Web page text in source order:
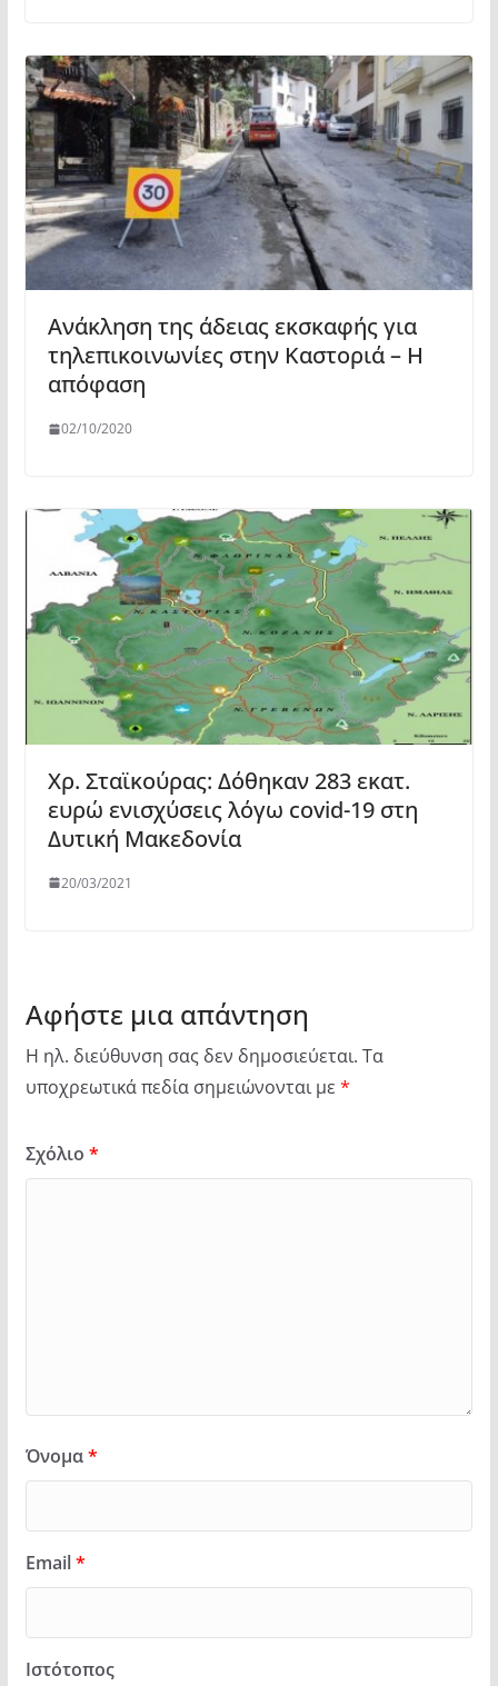
Ανάκληση της άδειας εκσκαφής για
τηλεπικοινωνίες στην Καστοριά – Η
απόφαση
02/10/2020
Χρ. Σταϊκούρας: Δόθηκαν 283 εκατ.
ευρώ ενισχύσεις λόγω covid-19 στη
Δυτική Μακεδονία
20/03/2021
Αφήστε μια απάντηση
Η ηλ. διεύθυνση σας δεν δημοσιεύεται. Τα
υποχρεωτικά πεδία σημειώνονται με *
Σχόλιο *
Όνομα*
Email*
Ιστότοπος